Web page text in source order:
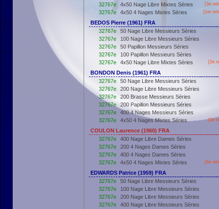
32767e
4x50 Nage Libre Mixtes Séries [3e
32767e 4x50 4 Nages Mixtes Séries [1er
BEDOS Pierre (1961) FRA
32767e
50 Nage Libre Messieurs Séries
32767e
100 Nage Libre Messieurs Séries
32767e
50 Papillon Messieurs Séries
32767e
100 Papillon Messieurs Séries
32767e
4x50 Nage Libre Mixtes Séries [2e
BONDON Denis (1961) FRA
32767e
50 Nage Libre Messieurs Séries
32767e
200 Nage Libre Messieurs Séries
32767e
200 Brasse Messieurs Séries
32767e
200 Papillon Messieurs Séries
32767e
400 4 Nages Messieurs Séries
32767e
4x50 4 Nages Mixtes Séries [2e
COULON Laurence (1960) FRA
32767e
400 Nage Libre Dames Séries
32767e
200 4 Nages Dames Séries
32767e
400 4 Nages Dames Séries
32767e
4x50 4 Nages Mixtes Séries [4e
EDWARDS Patrice (1959) FRA
32767e
50 Nage Libre Messieurs Séries
32767e
100 Nage Libre Messieurs Séries
32767e
200 Nage Libre Messieurs Séries
32767e
400 Nage Libre Messieurs Séries